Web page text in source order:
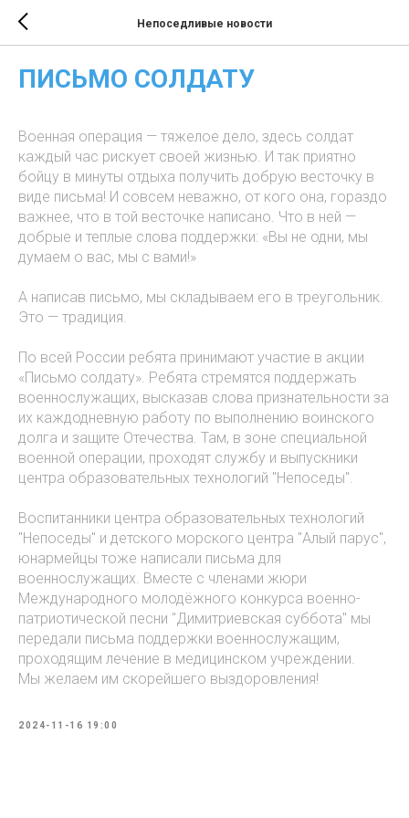
Непоседливые новости
ПИСЬМО СОЛДАТУ
Военная операция — тяжелое дело, здесь солдат
каждый час рискует своей жизнью. И так приятно
бойцу в минуты отдыха получить добрую весточку в
виде письма! И совсем неважно, от кого она, гораздо
важнее, что в той весточке написано. Что в ней —
добрые и теплые слова поддержки: «Вы не одни, мы
думаем о вас, мы с вами!»
А написав письмо, мы складываем его в треугольник.
Это — традиция.
По всей России ребята принимают участие в акции
«Письмо солдату». Ребята стремятся поддержать
военнослужащих, высказав слова признательности за
их каждодневную работу по выполнению воинского
долга и защите Отечества. Там, в зоне специальной
военной операции, проходят службу и выпускники
центра образовательных технологий "Непоседы".
Воспитанники центра образовательных технологий
"Непоседы" и детского морского центра "Алый парус",
юнармейцы тоже написали письма для
военнослужащих. Вместе с членами жюри
Международного молодёжного конкурса военно-
патриотической песни "Димитриевская суббота" мы
передали письма поддержки военнослужащим,
проходящим лечение в медицинском учреждении.
Мы желаем им скорейшего выздоровления!
2024-11-16 19:00